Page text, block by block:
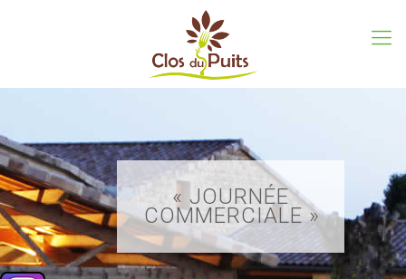
« JOURNÉE
COMMERCIALE »